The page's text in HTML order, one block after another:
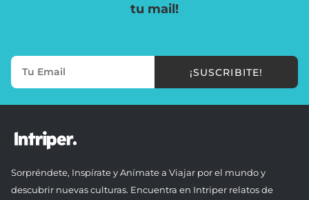
tu mail!
¡SUSCRIBITE!
Sorpréndete, Inspírate y Anímate a Viajar por el mundo y
descubrir nuevas culturas. Encuentra en Intriper relatos de